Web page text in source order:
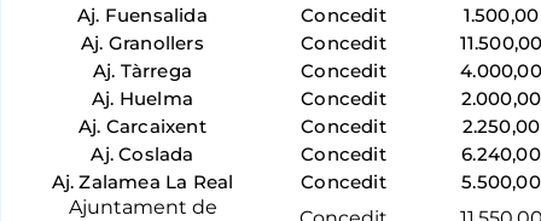
Aj. Fuensalida
Concedit
1.500,00
Aj. Granollers
Concedit
Aj. Tàrrega
Concedit
4.000,00
Aj. Huelma
Concedit
2.000,00
Aj. Carcaixent
Concedit
2.250,00
Aj. Coslada
Concedit
6.240,00
Aj. Zalamea La Real
Concedit
5.500,00
Ajuntament de